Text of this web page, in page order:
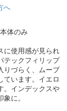
へ
体のみ
に使用感が見られ
テックフィリップ
りづらく、ムーブ
ています。イエロ
。インデックスや
に。